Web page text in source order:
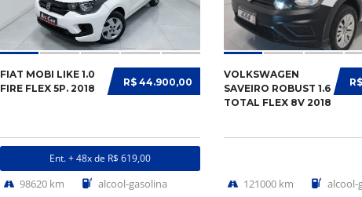
R$ 44.900,00
FIAT MOBI LIKE 1.0
FIRE FLEX 5P. 2018
Ent. + 48x de R$ 619,00
98620 km
alcool-gasolina
VOLKSWAGEN
SAVEIRO ROBUST 1.6
TOTAL FLEX 8V 2018
121000 km
alcool-